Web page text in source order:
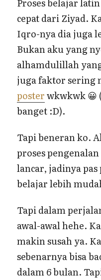
Proses belajar
cepat dari Ziyad.
Iqro-nya dia juga
Bukan aku yang
alhamdulillah
juga faktor sering
posterwkwkwk 😀
banget :D).
Tapi beneran ko.
proses
lancar, jadinya pas
belajar lebih
Tapi dalam
awal-awal hehe.
makin susah ya.
sebenarnya bisa
dalam 6 bulan.